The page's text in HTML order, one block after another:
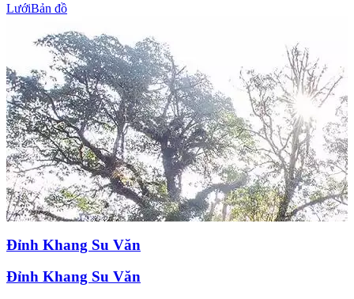
LướiBản đồ
Đỉnh Khang Su Văn
Đỉnh Khang Su Văn